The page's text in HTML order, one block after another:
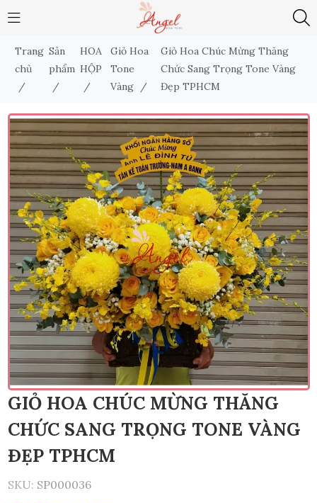
Trang
chủ
/
Sản
phẩm
/
HOA
HỘP
/
Giỏ Hoa
Tone
Vàng
/
Giỏ Hoa Chúc Mừng Thăng
Chức Sang Trọng Tone Vàng
Đẹp TPHCM
GIỎ HOA CHÚC MỪNG THĂNG
CHỨC SANG TRỌNG TONE VÀNG
ĐẸP TPHCM
SKU: SP000036